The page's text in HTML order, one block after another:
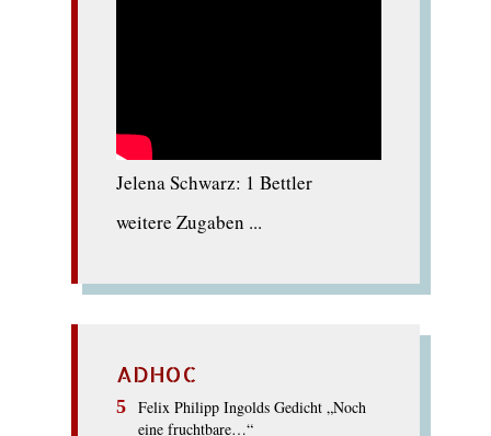
Jelena Schwarz: 1 Bettler
weitere Zugaben ...
ADHOC
Felix Philipp Ingolds Gedicht „Noch
eine fruchtbare…“